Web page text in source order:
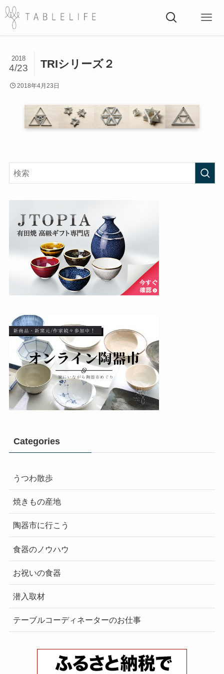
TRIシリーズ２
2018
4/23
2018年4月23日
Categories
うつわ散歩
焼きもの産地
陶器市に行こう
食器のノウハウ
お祝いの食器
潜入取材
テーブルコーディネーターのお仕事